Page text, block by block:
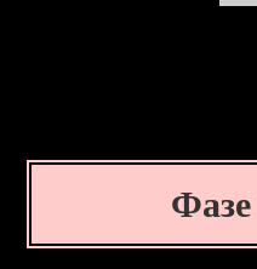
Фазе